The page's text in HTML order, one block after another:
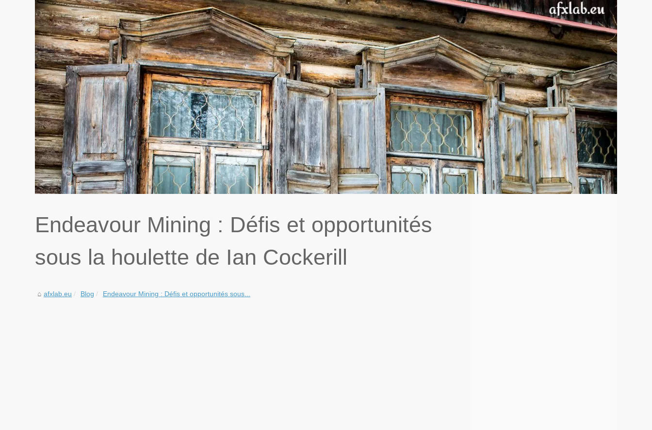
Endeavour Mining : Défis et opportunités
sous la houlette de Ian Cockerill
afxlab.eu Blog Endeavour Mining : Défis et opportunités sous...